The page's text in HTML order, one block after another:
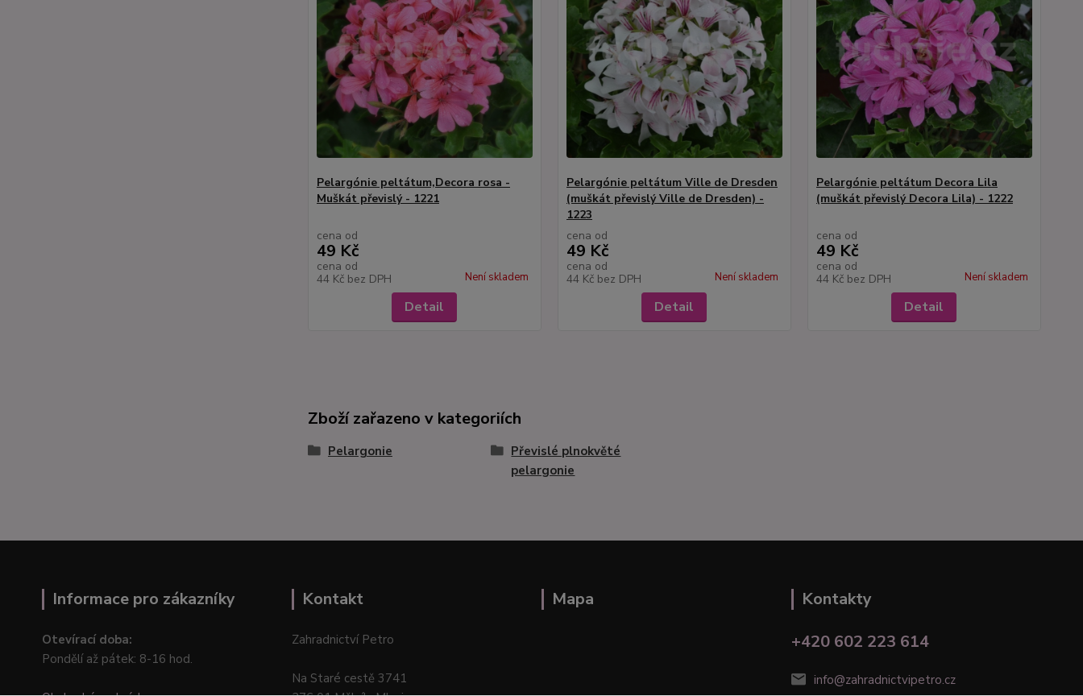
Pelargónie peltátum,Decora rosa -
Muškát převislý - 1221
cena od
49 Kč
cena od
44 Kč bez DPH Není skladem
Detail
Pelargónie peltátum Ville de Dresden
(muškát převislý Ville de Dresden) -
1223
cena od
49 Kč
cena od
44 Kč bez DPH Není skladem
Detail
Pelargónie peltátum Decora Lila
(muškát převislý Decora Lila) - 1222
cena od
49 Kč
cena od
44 Kč bez DPH Není skladem
Detail
Zboží zařazeno v kategoriích
Pelargonie
Převislé plnokvěté
pelargonie
Informace pro zákazníky
Otevírací doba:
Pondělí až pátek: 8-16 hod.
Kontakt
Zahradnictví Petro
Na Staré cestě 3741
Mapa
Kontakty
+420 602 223 614
info@zahradnictvipetro.cz